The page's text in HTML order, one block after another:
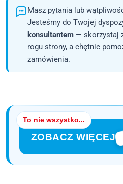
Masz pytania lub
Jesteśmy do Twojej
konsultantem — skorzystaj
rogu strony, a chętnie
zamówienia.
To nie wszystko...
ZOBACZ WIĘCEJ